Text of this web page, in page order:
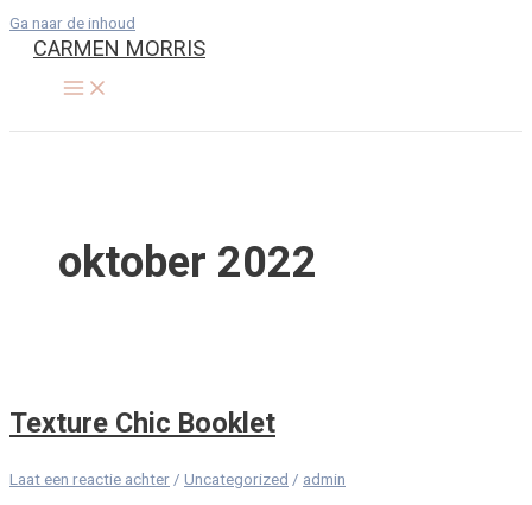
Ga naar de inhoud
CARMEN MORRIS
oktober 2022
Texture Chic Booklet
Laat een reactie achter / Uncategorized / admin